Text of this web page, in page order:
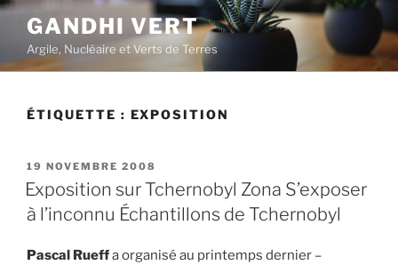
Aller
contenu
principal
GANDHI VERT
Argile, Nucléaire et Verts de Terres
ÉTIQUETTE : EXPOSITION
PUBLIÉ
LE
19 NOVEMBRE 2008
Exposition sur Tchernobyl Zona S’exposer
à l’inconnu Échantillons de Tchernobyl
Pascal Rueffa organisé au printemps dernier –